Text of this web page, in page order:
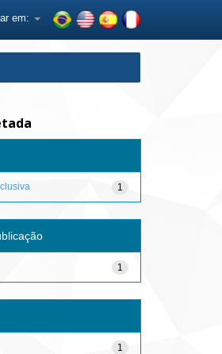
em:
1
1
1